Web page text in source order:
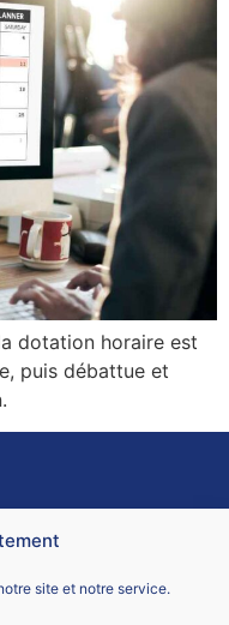
site et notre service.
dotation horaire est
puis débattue et